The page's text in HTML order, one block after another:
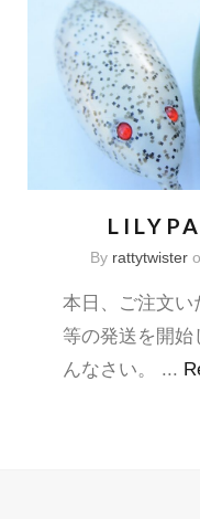
By rattytwister
本日、ご注文い
等の発送を開始
んなさい。 ...